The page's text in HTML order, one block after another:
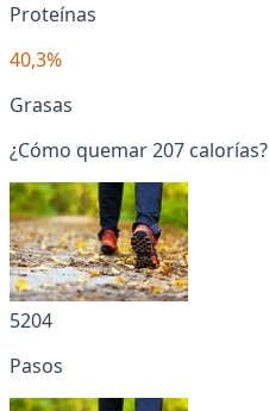
Proteínas
40,3%
Grasas
¿Cómo quemar 207 calorías?
5204
Pasos